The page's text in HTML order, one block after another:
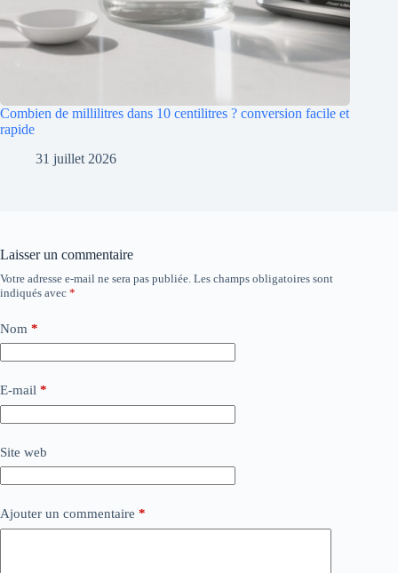
Combien de millilitres dans 10 centilitres ? conversion facile et
rapide
31 juillet 2026
Laisser un commentaire
Votre adresse e-mail ne sera pas publiée. Les champs obligatoires sont
indiqués avec *
Nom *
E-mail *
Site web
Ajouter un commentaire *